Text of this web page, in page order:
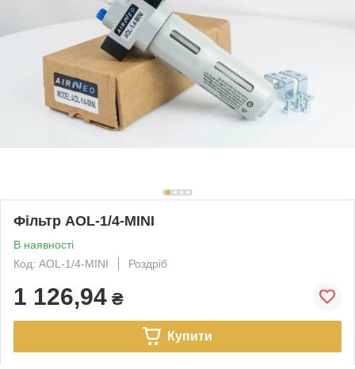
Фільтр AOL-1/4-MINI
В наявності
Код: AOL-1/4-MINI
Роздріб
1 126,94 ₴
Купити